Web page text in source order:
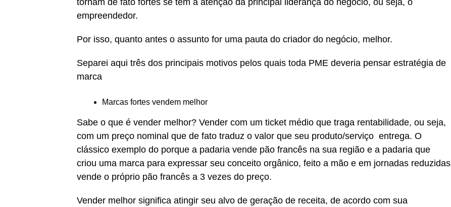
tornam de fato fortes se tem a atenção da principal liderança do negócio, ou seja, o
empreendedor.
Por isso, quanto antes o assunto for uma pauta do criador do negócio, melhor.
Separei aqui três dos principais motivos pelos quais toda PME deveria pensar estratégia de
marca
Marcas fortes vendem melhor
Sabe o que é vender melhor? Vender com um ticket médio que traga rentabilidade, ou seja,
com um preço nominal que de fato traduz o valor que seu produto/serviço entrega. O
clássico exemplo do porque a padaria vende pão francês na sua região e a padaria que
criou uma marca para expressar seu conceito orgânico, feito a mão e em jornadas reduzidas
vende o próprio pão francês a 3 vezes do preço.
Vender melhor significa atingir seu alvo de geração de receita, de acordo com sua